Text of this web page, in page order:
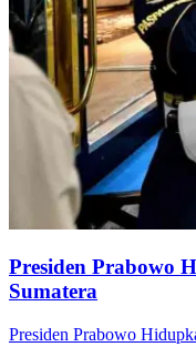
Presiden Prabowo
Sumatera
Presiden Prabowo